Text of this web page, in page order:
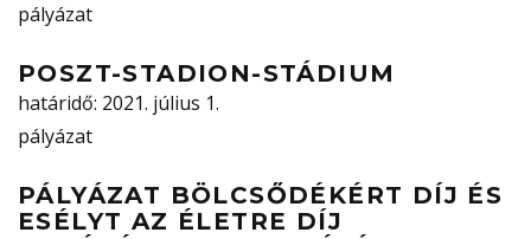
pályázat
POSZT-STADION-STÁDIUM
határidő: 2021. július 1.
pályázat
PÁLYÁZAT BÖLCSŐDÉKÉRT DÍJ ÉS
ESÉLYT AZ ÉLETRE DÍJ